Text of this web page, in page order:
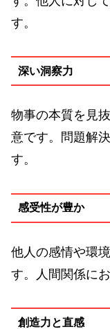
す。
深い洞察力
物事の本質を見
意です。問題解
す。
感受性が豊か
他人の感情や環
す。人間関係に
創造力と直感